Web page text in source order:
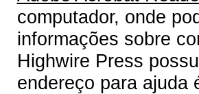
computador, onde
informações sobre
Highwire Press
endereço para ajuda